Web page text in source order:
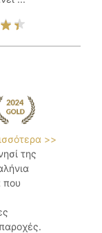
>>
της
που